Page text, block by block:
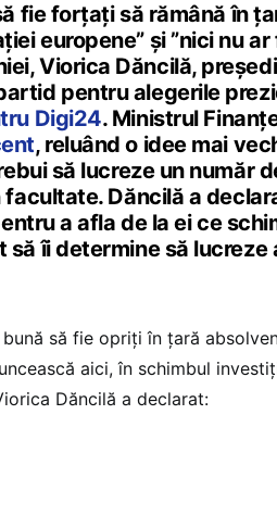
fie forțați să rămână în
europene” și ”nici nu ar
Viorica Dăncilă,
pentru alegerile
Digi24. Ministrul
, reluând o idee mai
să lucreze un număr
Dăncilă a
a afla de la ei ce
îi determine să lucreze
să fie opriți în țară
aici, în schimbul
Dăncilă a declarat: